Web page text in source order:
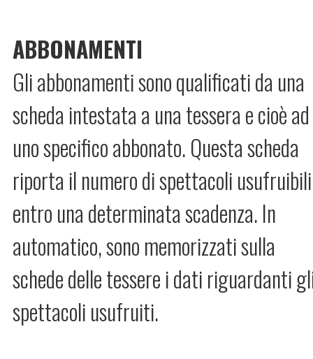
ABBONAMENTI
Gli abbonamenti sono qualificati da una
scheda intestata a una tessera e cioè ad
uno specifico abbonato. Questa scheda
riporta il numero di spettacoli usufruibili
entro una determinata scadenza. In
automatico, sono memorizzati sulla
schede delle tessere i dati riguardanti
spettacoli usufruiti.